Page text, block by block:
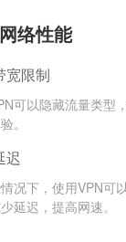
络性能
宽限制
可以隐藏流量类型
。
迟
况下，使用VPN可
延迟，提高网速。